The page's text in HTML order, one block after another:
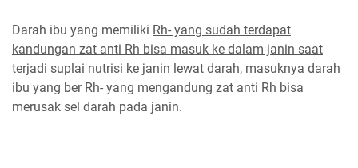
Darah ibu yang memiliki Rh- yang sudah terdapat
kandungan zat anti Rh bisa masuk ke dalam janin saat
terjadi suplai nutrisi ke janin lewat darah, masuknya darah
ibu yang ber Rh- yang mengandung zat anti Rh bisa
merusak sel darah pada janin.